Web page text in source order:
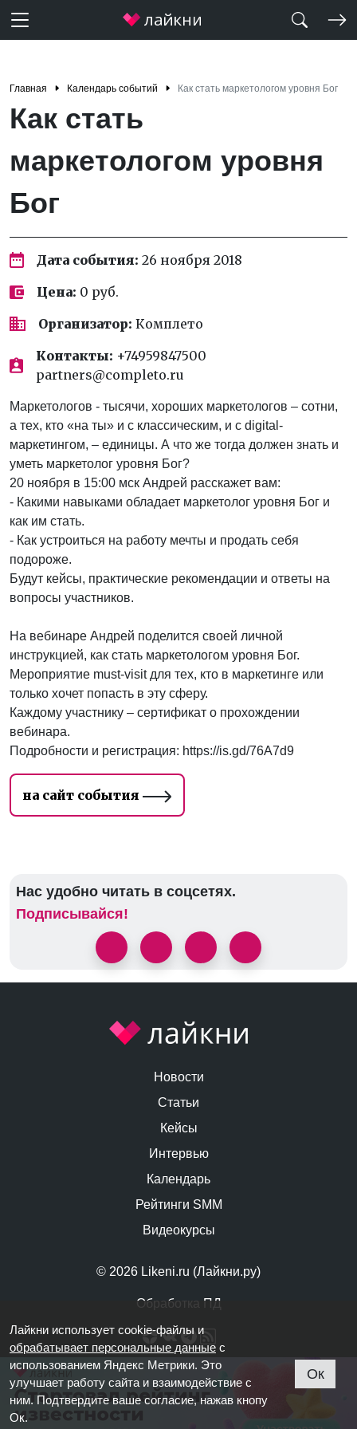
Главная Календарь событий Как стать маркетологом уровня Бог
Как стать
маркетологом уровня
Бог
Дата события: 26 ноября 2018
Цена: 0 руб.
Организатор: Комплето
Контакты: +74959847500
partners@completo.ru
Маркетологов - тысячи, хороших маркетологов – сотни,
а тех, кто «на ты» и с классическим, и с digital-
маркетингом, – единицы. А что же тогда должен знать и
уметь маркетолог уровня Бог?
20 ноября в 15:00 мск Андрей расскажет вам:
- Какими навыками обладает маркетолог уровня Бог и
как им стать.
- Как устроиться на работу мечты и продать себя
подороже.
Будут кейсы, практические рекомендации и ответы на
вопросы участников.
На вебинаре Андрей поделится своей личной
инструкцией, как стать маркетологом уровня Бог.
Мероприятие must-visit для тех, кто в маркетинге или
только хочет попасть в эту сферу.
Каждому участнику – сертификат о прохождении
вебинара.
Подробности и регистрация: https://is.gd/76A7d9
на сайт события
Нас удобно читать в соцсетях.
Подписывайся!
© 2026 Likeni.ru (Лайкни.ру)
Обработка ПД
Новости
Статьи
Кейсы
Интервью
Календарь
Рейтинги SMM
Видеокурсы
Лайкни использует cookie-файлы и
обрабатывает персональные данные с
использованием Яндекс Метрики. Это
улучшает работу сайта и взаимодействие с
ним. Подтвердите ваше согласие, нажав кнопу
Ок.
Ок